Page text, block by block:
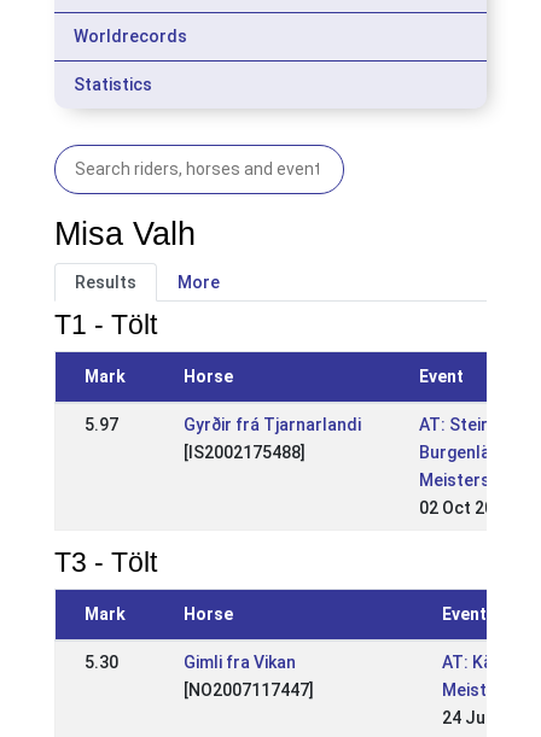
Worldrecords
Statistics
Misa Valh
Results More
T1 - Tölt
Mark Horse Event
5.97
Gyrðir frá Tjarnarlandi
[IS2002175488]
AT: Steirische
Meisterschaft
02 Oct 2016
T3 - Tölt
Mark Horse Event
5.30
Gimli fra Vikan
[NO2007117447]
AT:
24 Jun 2018